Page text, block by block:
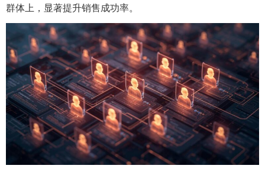
群体上，显著提升销售成功率。